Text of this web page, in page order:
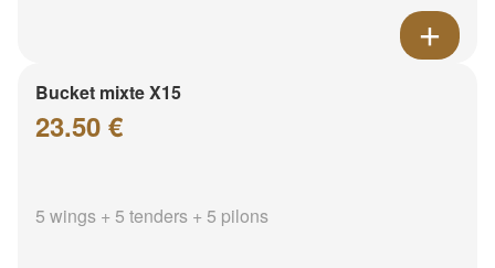
Bucket mixte X15
23.50 €
5 wings + 5 tenders + 5 pilons